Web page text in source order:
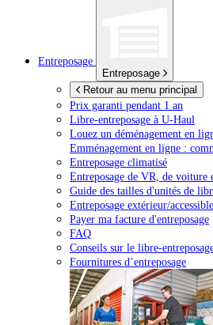
Entreposage
Entreposage
Retour au menu principal
Prix garanti pendant 1 an
Libre-entreposage à U-Haul
Louez un déménagement en
Emménagement en ligne :
Entreposage climatisé
Entreposage de VR, de voiture
Guide des tailles d'unités de
Entreposage extérieur/
Payer ma facture d'entreposage
FAQ
Conseils sur le libre-
Fournitures d’entreposage